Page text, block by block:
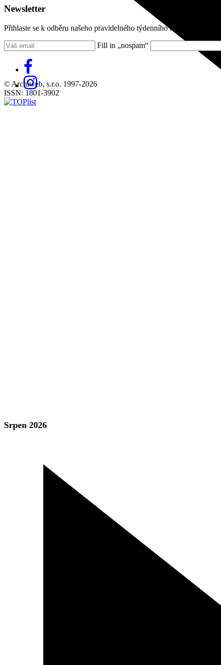
Srpen 2026
Newsletter
Přihlaste se k odběru našeho pravidelného týdenního newsletteru:
Fill in „nospam“
© Archiweb, s.r.o. 1997-2026
ISSN: 1801-3902